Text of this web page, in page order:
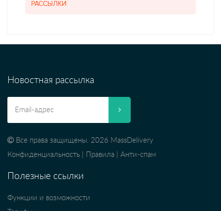
РАССЫЛКИ
Новостная рассылка
Все права защищены. 2026 MassDelivery
Конфиденциальность
Правила Анти-спам
Полезные ссылки
Функции и возможности